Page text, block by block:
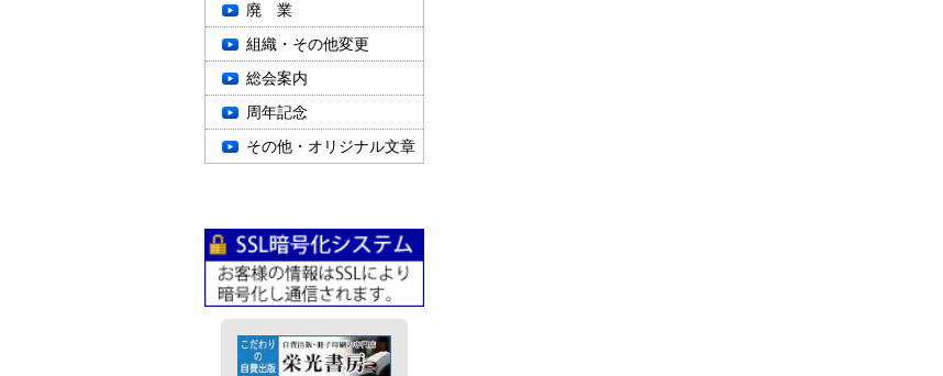
廃 業
組織・その他変更
総会案内
周年記念
その他・オリジナル文章